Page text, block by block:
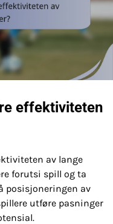
effektiviteten
av lange
forutsi spill og ta
posisjoneringen av
utføre pasninger